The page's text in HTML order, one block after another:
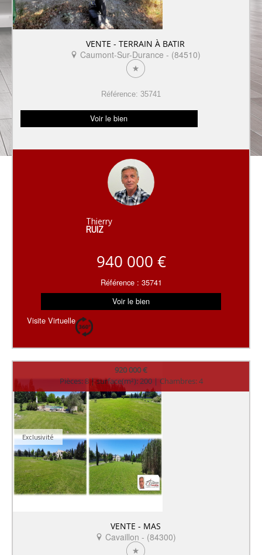
VENTE - TERRAIN À BATIR
Caumont-Sur-Durance - (84510)
Référence: 35741
Voir le bien
Thierry
RUIZ
940 000 €
Référence : 35741
Voir le bien
Visite Virtuelle
920 000 €
Pièces: 8 | surface(m²): 200 | Chambres: 4
Exclusivité
VENTE - MAS
Cavaillon - (84300)